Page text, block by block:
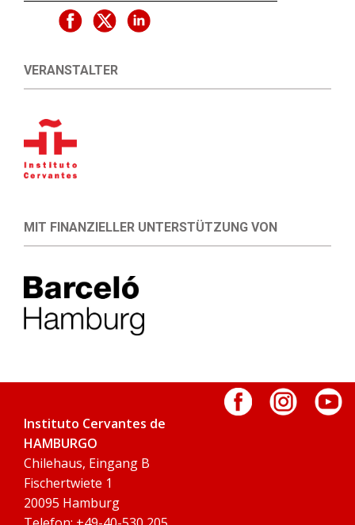
VERANSTALTER
MIT FINANZIELLER UNTERSTÜTZUNG VON
Instituto Cervantes de
HAMBURGO
Chilehaus, Eingang B
Fischertwiete 1
20095 Hamburg